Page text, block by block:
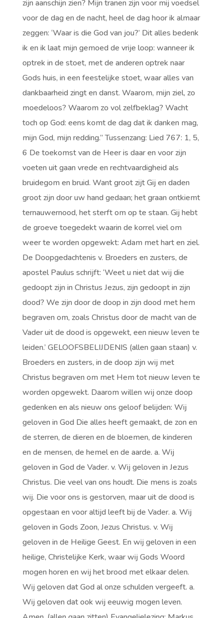
zijn aanschijn zien? Mijn tranen zijn voor mij voedsel
voor de dag en de nacht, heel de dag hoor ik almaar
zeggen: ‘Waar is die God van jou?’ Dit alles bedenk
ik en ik laat mijn gemoed de vrije loop: wanneer ik
optrek in de stoet, met de anderen optrek naar
Gods huis, in een feestelijke stoet, waar alles van
dankbaarheid zingt en danst. Waarom, mijn ziel, zo
moedeloos? Waarom zo vol zelfbeklag? Wacht
toch op God: eens komt de dag dat ik danken mag,
mijn God, mijn redding.” Tussenzang: Lied 767: 1, 5,
6 De toekomst van de Heer is daar en voor zijn
voeten uit gaan vrede en rechtvaardigheid als
bruidegom en bruid. Want groot zijt Gij en daden
groot zijn door uw hand gedaan; het graan ontkiemt
ternauwernood, het sterft om op te staan. Gij hebt
de groeve toegedekt waarin de korrel viel om
weer te worden opgewekt: Adam met hart en ziel.
De Doopgedachtenis v. Broeders en zusters, de
apostel Paulus schrijft: ‘Weet u niet dat wij die
gedoopt zijn in Christus Jezus, zijn gedoopt in zijn
dood? We zijn door de doop in zijn dood met hem
begraven om, zoals Christus door de macht van de
Vader uit de dood is opgewekt, een nieuw leven te
leiden.’ GELOOFSBELIJDENIS (allen gaan staan) v.
Broeders en zusters, in de doop zijn wij met
Christus begraven om met Hem tot nieuw leven te
worden opgewekt. Daarom willen wij onze doop
gedenken en als nieuw ons geloof belijden: Wij
geloven in God Die alles heeft gemaakt, de zon en
de sterren, de dieren en de bloemen, de kinderen
en de mensen, de hemel en de aarde. a. Wij
geloven in God de Vader. v. Wij geloven in Jezus
Christus. Die veel van ons houdt. Die mens is zoals
wij. Die voor ons is gestorven, maar uit de dood is
opgestaan en voor altijd leeft bij de Vader. a. Wij
geloven in Gods Zoon, Jezus Christus. v. Wij
geloven in de Heilige Geest. En wij geloven in een
heilige, Christelijke Kerk, waar wij Gods Woord
mogen horen en wij het brood met elkaar delen.
Wij geloven dat God al onze schulden vergeeft. a.
Wij geloven dat ook wij eeuwig mogen leven.